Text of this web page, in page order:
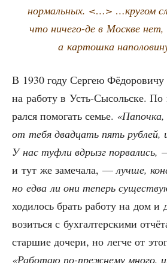
нор­маль­ных. <…> …кру­гом
что ниче­го-де в Москве
а кар­тош­ка
В 1930 году Сер­гею Фёдо­ро­ви­чу
на рабо­ту в Усть-Сысоль­ске.
рал­ся помо­гать семье. «Папоч­ка,
от тебя два­дцать пять руб­лей,
У нас туфли вдрызг порва­лись,
и тут же заме­ча­ла, —луч­ше,
но едва ли они теперь
хо­ди­лось брать рабо­ту на дом и
возить­ся с бух­гал­тер­ски­ми
стар­шие доче­ри, но лег­че от
«Рабо­таю по-преж­не­му мно­го,